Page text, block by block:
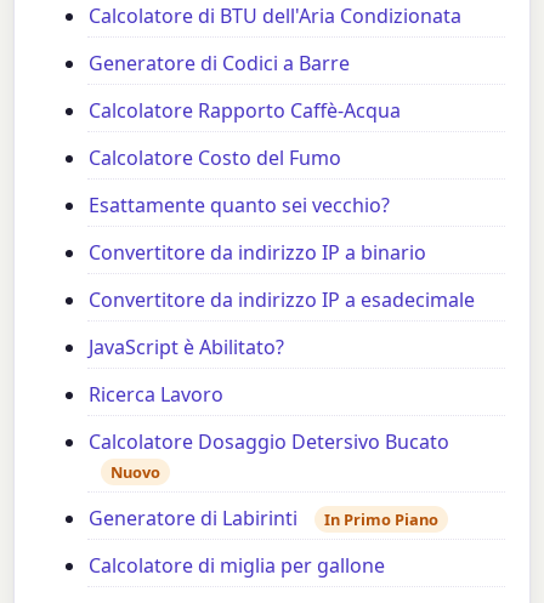
Calcolatore di BTU dell'Aria Condizionata
Generatore di Codici a Barre
Calcolatore Rapporto Caffè-Acqua
Calcolatore Costo del Fumo
Esattamente quanto sei vecchio?
Convertitore da indirizzo IP a binario
Convertitore da indirizzo IP a esadecimale
JavaScript è Abilitato?
Ricerca Lavoro
Calcolatore Dosaggio Detersivo Bucato
Nuovo
Generatore di Labirinti In Primo Piano
Calcolatore di miglia per gallone